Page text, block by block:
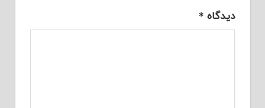
دیدگاه *